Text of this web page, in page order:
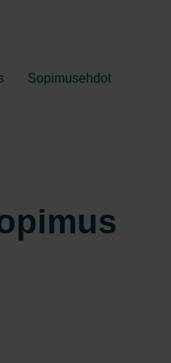
Sopimusehdot